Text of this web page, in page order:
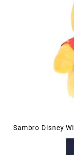
Sambro Disney